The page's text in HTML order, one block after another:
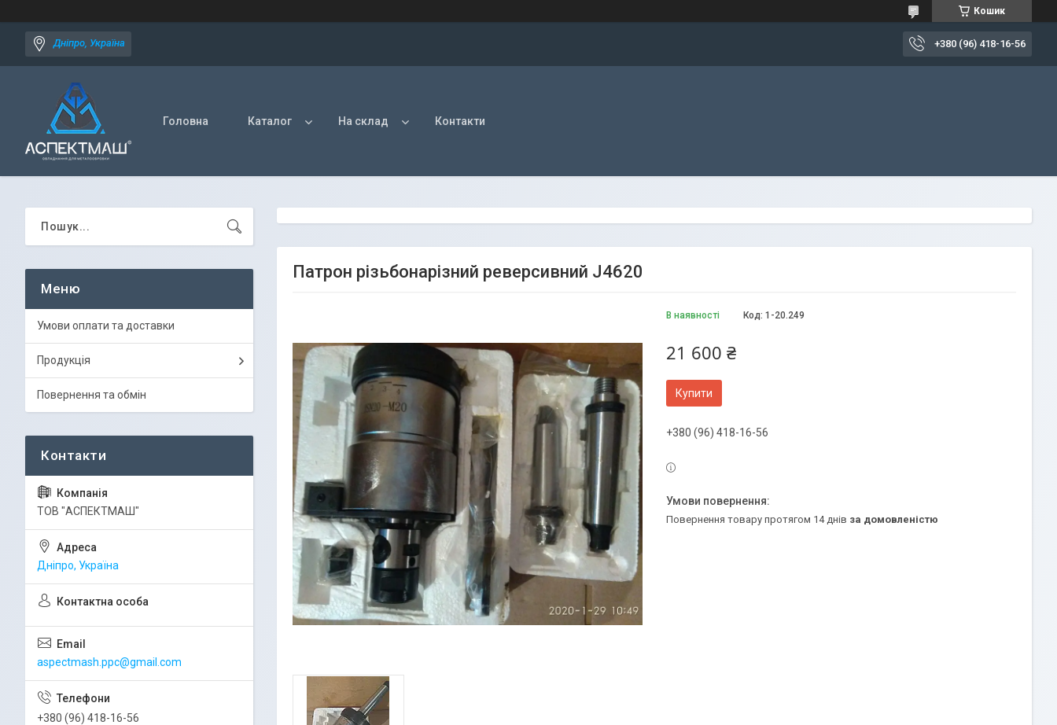
Кошик
Дніпро, Україна +380 (96) 418-16-56
Головна Каталог На склад Контакти
Патрон різьбонарізний реверсивний J4620
В наявності Код: 1-20.249
21 600 ₴
Купити
+380 (96) 418-16-56
повернення товару протягом 14 днів за домовленістю
Умови оплати та доставки
Продукція
Повернення та обмін
ТОВ "АСПЕКТМАШ"
Дніпро, Україна
aspectmash.ppc@gmail.com
+380 (96) 418-16-56